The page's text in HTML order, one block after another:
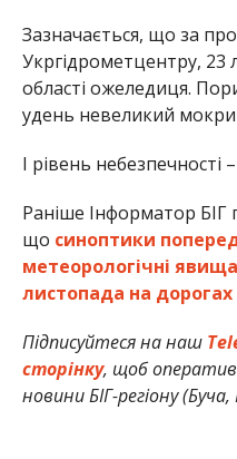
Зазначається, що за
Укргідрометцентру, 23
області ожеледиця.
удень невеликий
І рівень небезпечності
Раніше Інформатор БІГ
що синоптики
метеорологічні
листопада на
Підписуйтеся на наш
сторінку, щоб
новини БІГ-регіону